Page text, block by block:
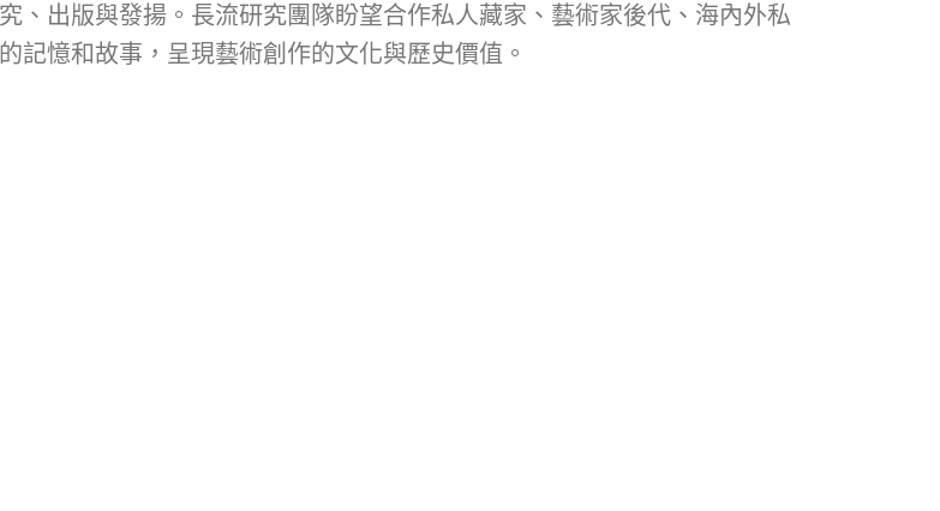
、出版與發揚。長流研究團隊盼望合作私人藏家、藝術家後代、海內外私
記憶和故事，呈現藝術創作的文化與歷史價值。